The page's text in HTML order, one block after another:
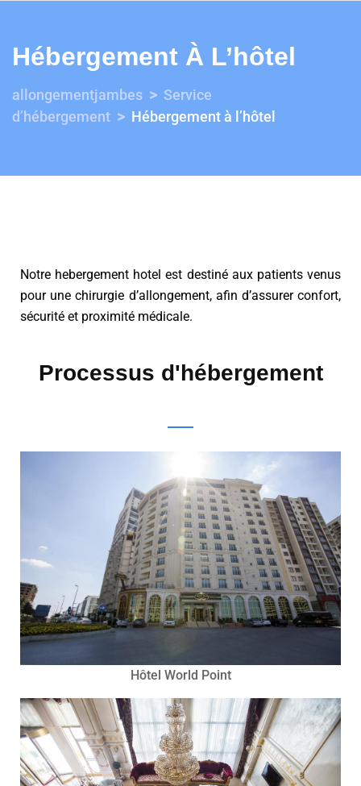
Hébergement À L’hôtel
allongementjambes > Service
d’hébergement > Hébergement à l’hôtel
Notre hebergement hotel est destiné aux patients venus
pour une chirurgie d’allongement, afin d’assurer confort,
sécurité et proximité médicale.
Processus d'hébergement
Hôtel World Point